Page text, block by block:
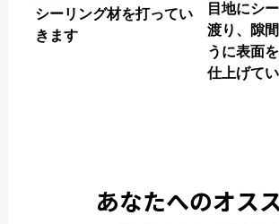
シーリング材を打ってい
きます
目地にシ
渡り、隙
うに表面
仕上げて
あなたへのオス